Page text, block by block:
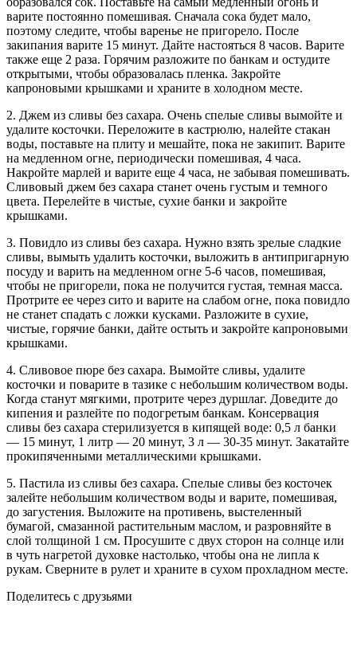
варите постоянно помешивая. Сначала сока будет мало,
поэтому следите, чтобы варенье не пригорело. После
закипания варите 15 минут. Дайте настояться 8 часов. Варите
также еще 2 раза. Горячим разложите по банкам и остудите
открытыми, чтобы образовалась пленка. Закройте
капроновыми крышками и храните в холодном месте.
2. Джем из сливы без сахара. Очень спелые сливы вымойте и
удалите косточки. Переложите в кастрюлю, налейте стакан
воды, поставьте на плиту и мешайте, пока не закипит. Варите
на медленном огне, периодически помешивая, 4 часа.
Накройте марлей и варите еще 4 часа, не забывая помешивать.
Сливовый джем без сахара станет очень густым и темного
цвета. Перелейте в чистые, сухие банки и закройте
крышками.
3. Повидло из сливы без сахара. Нужно взять зрелые сладкие
сливы, вымыть удалить косточки, выложить в антипригарную
посуду и варить на медленном огне 5-6 часов, помешивая,
чтобы не пригорели, пока не получится густая, темная масса.
Протрите ее через сито и варите на слабом огне, пока повидло
не станет спадать с ложки кусками. Разложите в сухие,
чистые, горячие банки, дайте остыть и закройте капроновыми
крышками.
4. Сливовое пюре без сахара. Вымойте сливы, удалите
косточки и поварите в тазике с небольшим количеством воды.
Когда станут мягкими, протрите через дуршлаг. Доведите до
кипения и разлейте по подогретым банкам. Консервация
сливы без сахара стерилизуется в кипящей воде: 0,5 л банки
— 15 минут, 1 литр — 20 минут, 3 л — 30-35 минут. Закатайте
прокипяченными металлическими крышками.
5. Пастила из сливы без сахара. Спелые сливы без косточек
залейте небольшим количеством воды и варите, помешивая,
до загустения. Выложите на противень, выстеленный
бумагой, смазанной растительным маслом, и разровняйте в
слой толщиной 1 см. Просушите с двух сторон на солнце или
в чуть нагретой духовке настолько, чтобы она не липла к
рукам. Сверните в рулет и храните в сухом прохладном месте.
Поделитесь с друзьями